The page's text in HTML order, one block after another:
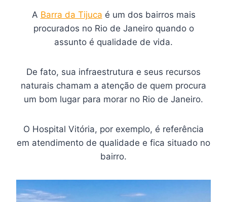
A Barra da Tijuca é um dos bairros mais
procurados no Rio de Janeiro quando o
assunto é qualidade de vida.
De fato, sua infraestrutura e seus recursos
naturais chamam a atenção de quem procura
um bom lugar para morar no Rio de Janeiro.
O Hospital Vitória, por exemplo, é referência
em atendimento de qualidade e fica situado no
bairro.